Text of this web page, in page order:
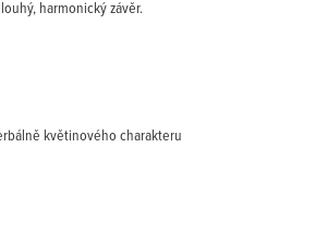
harmonický závěr.
květinového charakteru